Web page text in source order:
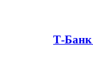
Т-Банк